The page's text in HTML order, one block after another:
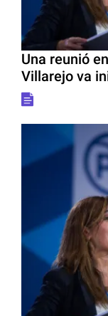
Una reunió
Villarejo va